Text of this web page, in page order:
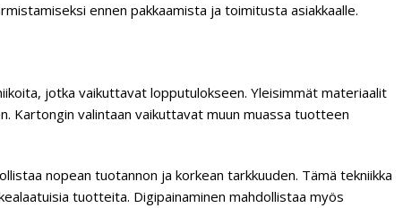
ennen pakkaamista ja toimitusta asiakkaalle.
jotka vaikuttavat lopputulokseen. Yleisimmät materiaalit
valintaan vaikuttavat muun muassa tuotteen
nopean tuotannon ja korkean tarkkuuden. Tämä tekniikka
tuotteita. Digipainaminen mahdollistaa myös